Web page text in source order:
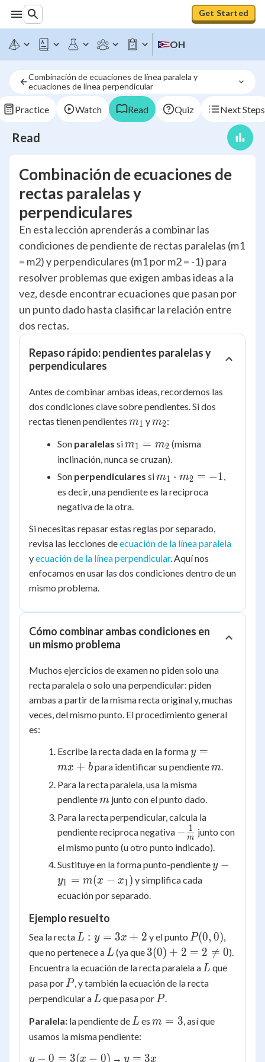
Get Started
OH
Combinación de ecuaciones de línea paralela y
ecuaciones de línea perpendicular
Practice Watch Read Quiz Next Steps
Read
Combinación de ecuaciones de
rectas paralelas y
perpendiculares
En esta lección aprenderás a combinar las
condiciones de pendiente de rectas paralelas (m1
= m2) y perpendiculares (m1 por m2 = -1) para
resolver problemas que exigen ambas ideas a la
vez, desde encontrar ecuaciones que pasan por
un punto dado hasta clasificar la relación entre
dos rectas.
Repaso rápido: pendientes paralelas y
perpendiculares
Antes de combinar ambas ideas, recordemos las
dos condiciones clave sobre pendientes. Si dos
rectas tienen pendientes m_1
m1 ym_2
m2:
Son paralelas sim_1
=
m1 = m2 (misma
inclinación, nunca se cruzan).
Son perpendiculares sim_1
\cdot
m1 ⋅ m2 = −1,
es decir, una pendiente es la reciproca
negativa de la otra.
Si necesitas repasar estas reglas por separado,
revisa las lecciones deecuación de la línea paralela
yecuación de la línea perpendicular. Aquí nos
enfocamos en usar las dos condiciones dentro de un
mismo problema.
Cómo combinar ambas condiciones en
un mismo problema
Muchos ejercicios de examen no piden solo una
recta paralela o solo una perpendicular: piden
ambas a partir de la misma recta original y, muchas
veces, del mismo punto. El procedimiento general
es:
Escribe la recta dada en la formay
=
+
b
y =
mx + bpara identificar su pendientem
m.
Para la recta paralela, usa la misma
pendientem
m junto con el punto dado.
Para la recta perpendicular, calcula la
pendiente reciproca negativa -
\frac{1}
− m
1
junto con
el mismo punto (u otro punto indicado).
Sustituye en la forma punto-pendientey -
x_1)
y −
y1 = m(x − x1 ) y simplifica cada
ecuación por separado.
Ejemplo resuelto
Sea la recta L:
y
+
2
L : y = 3x + 2 y el punto P(0,
0)
P(0, 0),
que no pertenece a L
L(ya que 3(0)+2=2
\ne 0
3(0) + 2 = 2 
= 0).
Encuentra la ecuación de la recta paralela a L
Lque
pasa por P
P, y también la ecuación de la recta
perpendicular a L
Lque pasa por P
P.
Paralela: la pendiente de L
Les m
m = 3, así que
usamos la misma pendiente:
y -
y − 0 = 3(x − 0) → y
y = 3x